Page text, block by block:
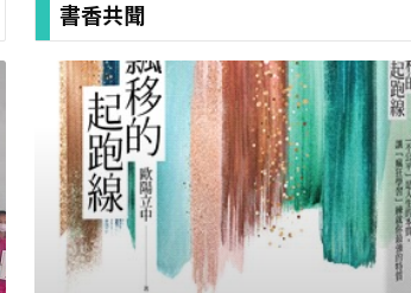
書香共聞